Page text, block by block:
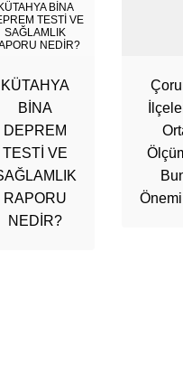
KÜTAHYA BİNA
TESTİ VE
SAĞLAMLIK
NEDİR?
KÜTAHYA
BİNA
DEPREM
TESTİ VE
RAPORU
NEDİR?
Önemi